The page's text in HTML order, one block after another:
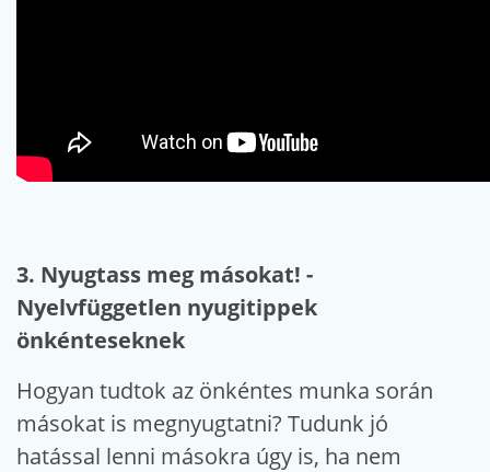
3. Nyugtass meg másokat! -
Nyelvfüggetlen nyugitippek
önkénteseknek
Hogyan tudtok az önkéntes munka során
másokat is megnyugtatni? Tudunk jó
hatással lenni másokra úgy is, ha nem